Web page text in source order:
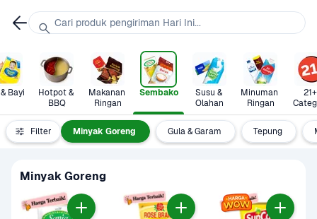
Bayi
Hotpot &
BBQ
Makanan
Ringan
Sembako
Susu &
Olahan
Minuman
Ringan
21+
Filter
Beras Minyak Goreng Gula & Garam Tepung
Minyak Goreng
Cari produk pengiriman Hari Ini...